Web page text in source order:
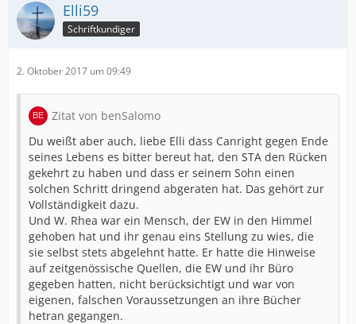
Elli59
Schriftkundiger
2. Oktober 2017 um 09:49
Zitat von benSalomo
Du weißt aber auch, liebe Elli dass Canright gegen Ende
seines Lebens es bitter bereut hat, den STA den Rücken
gekehrt zu haben und dass er seinem Sohn einen
solchen Schritt dringend abgeraten hat. Das gehört zur
Vollständigkeit dazu.
Und W. Rhea war ein Mensch, der EW in den Himmel
gehoben hat und ihr genau eins Stellung zu wies, die
sie selbst stets abgelehnt hatte. Er hatte die Hinweise
auf zeitgenössische Quellen, die EW und ihr Büro
gegeben hatten, nicht berücksichtigt und war von
eigenen, falschen Voraussetzungen an ihre Bücher
hetran gegangen.